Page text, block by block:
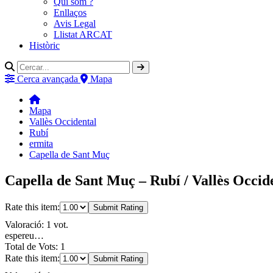
Enllaços
Avis Legal
Llistat ARCAT
Històric
Cerca avançada Mapa
Mapa
Vallès Occidental
Rubí
ermita
Capella de Sant Muç
Capella de Sant Muç – Rubí / Vallès
Rate this item: Submit Rating
Valoració: 1 vot.
espereu…
Total de Vots: 1
Rate this item:
Submit Rating